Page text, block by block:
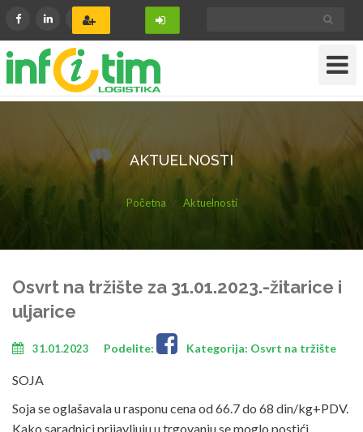
Toggle
AKTUELNOSTI
Početna Aktuelnosti
Osvrt na tržište za 31.01.2023.-žitarice i
uljarice
31.01.2023 Podelite: Kategorija: Osvrt na tržište
SOJA
Soja se oglašavala u rasponu cena od 66.7 do 68 din/kg+PDV.
Kako saradnici prijavljuju u trgovanju se moglo postići